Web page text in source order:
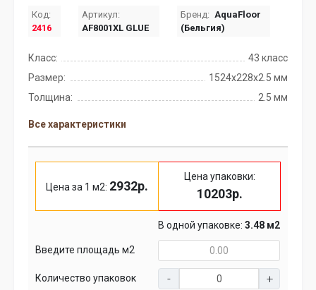
Код:
2416
Артикул:
AF8001XL GLUE
Бренд: AquaFloor
(Бельгия)
Класс:
43 класс
Размер:
1524x228x2.5 мм
Толщина:
2.5 мм
Все характеристики
Цена за 1 м2: 2932р.
Цена упаковки:
10203р.
В одной упаковке: 3.48 м2
Введите площадь м2
Количество упаковок